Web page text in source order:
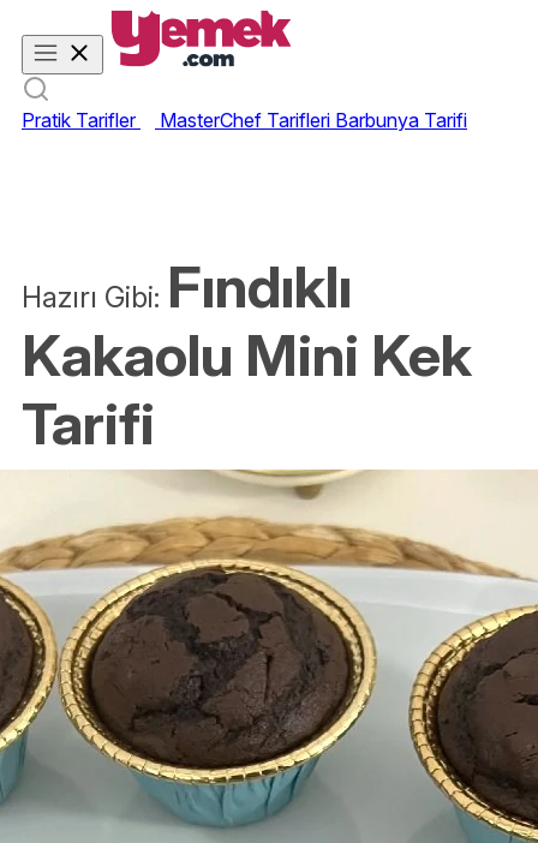
Pratik Tarifler MasterChef Tarifleri Barbunya Tarifi
Hazırı Gibi: Fındıklı
Kakaolu Mini Kek
Tarifi